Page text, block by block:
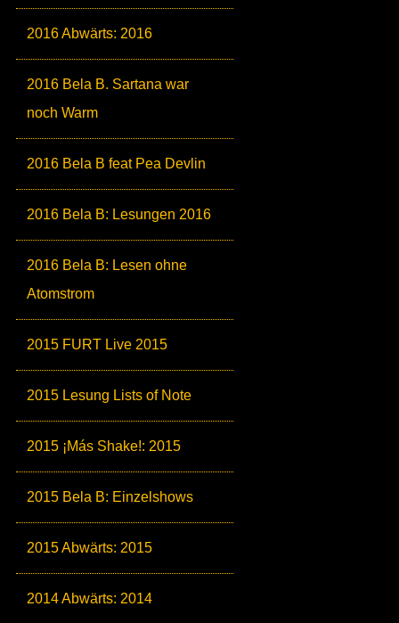
2016 Abwärts: 2016
2016 Bela B. Sartana war
noch Warm
2016 Bela B feat Pea Devlin
2016 Bela B: Lesungen 2016
2016 Bela B: Lesen ohne
Atomstrom
2015 FURT Live 2015
2015 Lesung Lists of Note
2015 ¡Más Shake!: 2015
2015 Bela B: Einzelshows
2015 Abwärts: 2015
2014 Abwärts: 2014